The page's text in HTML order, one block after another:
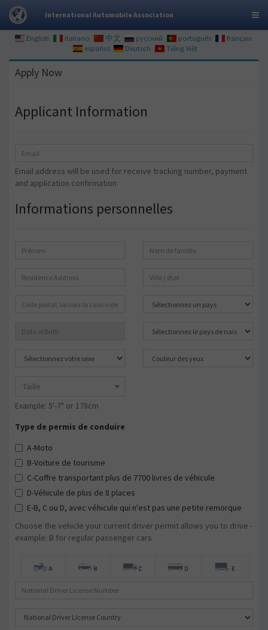
International Automobile Association
English italiano 中文 русский português
français
español
Deutsch Tiếng Việt
Apply Now
Applicant Information
Email address will be used for receive tracking number, payment
and application confirmation
Informations personnelles
Taille
Example: 5'-7" or 178cm
Type de permis de conduire
A-Moto
B-Voiture de tourisme
C-Coffre transportant plus de 7700 livres de véhicule
D-Véhicule de plus de 8 places
E-B, C ou D, avec véhicule qui n'est pas une petite remorque
Choose the vehicle your current driver permit allows you to drive -
example: B for regular passenger cars